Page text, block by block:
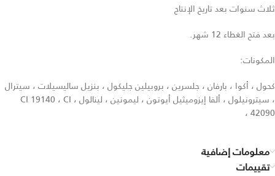
ثلاث سنوات بعد تاريخ الإنتاج
بعد فتح الغطاء 12 شهر.
المكونات:
كحول ، أكوا ، بارفان ، جلسرين ، بروبيلين جليكول ، بنزيل ساليسيلات ، سيترال
، سيترونيلول ، ألفا إيزوميثيل أيونون ، ليمونين ، لينالول ، CI 19140 ، CI
42090 ،
معلومات إضافية
تقييمات